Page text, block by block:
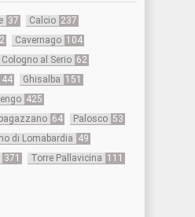
37 Calcio 237
Cavernago 104
Cologno al Serio 62
44 Ghisalba 151
425
pagazzano 64 Palosco 53
di Lomabardia 49
371 Torre Pallavicina 111